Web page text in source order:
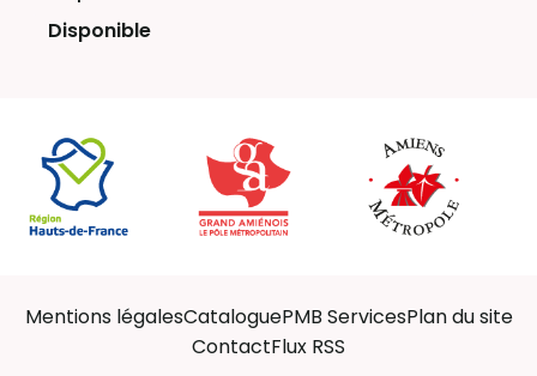
Disponible
Mentions légalesCataloguePMB ServicesPlan du site
ContactFlux RSS